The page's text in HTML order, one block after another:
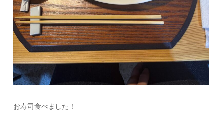
お寿司食べました！